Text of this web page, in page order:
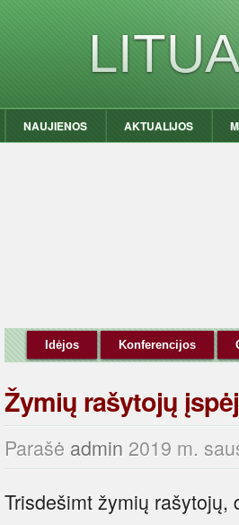
NAUJIENOS AKTUALIJOS
Idėjos Konferencijos
Žymių rašytojų
Parašė admin 2019 m.
Trisdešimt žymių